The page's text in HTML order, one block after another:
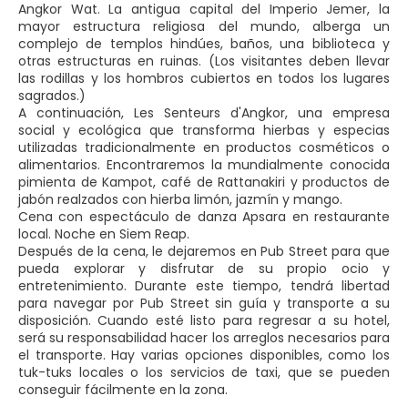
Angkor Wat. La antigua capital del Imperio Jemer, la
mayor estructura religiosa del mundo, alberga un
complejo de templos hindúes, baños, una biblioteca y
otras estructuras en ruinas. (Los visitantes deben llevar
las rodillas y los hombros cubiertos en todos los lugares
sagrados.)
A continuación, Les Senteurs d'Angkor, una empresa
social y ecológica que transforma hierbas y especias
utilizadas tradicionalmente en productos cosméticos o
alimentarios. Encontraremos la mundialmente conocida
pimienta de Kampot, café de Rattanakiri y productos de
jabón realzados con hierba limón, jazmín y mango.
Cena con espectáculo de danza Apsara en restaurante
local. Noche en Siem Reap.
Después de la cena, le dejaremos en Pub Street para que
pueda explorar y disfrutar de su propio ocio y
entretenimiento. Durante este tiempo, tendrá libertad
para navegar por Pub Street sin guía y transporte a su
disposición. Cuando esté listo para regresar a su hotel,
será su responsabilidad hacer los arreglos necesarios para
el transporte. Hay varias opciones disponibles, como los
tuk-tuks locales o los servicios de taxi, que se pueden
conseguir fácilmente en la zona.